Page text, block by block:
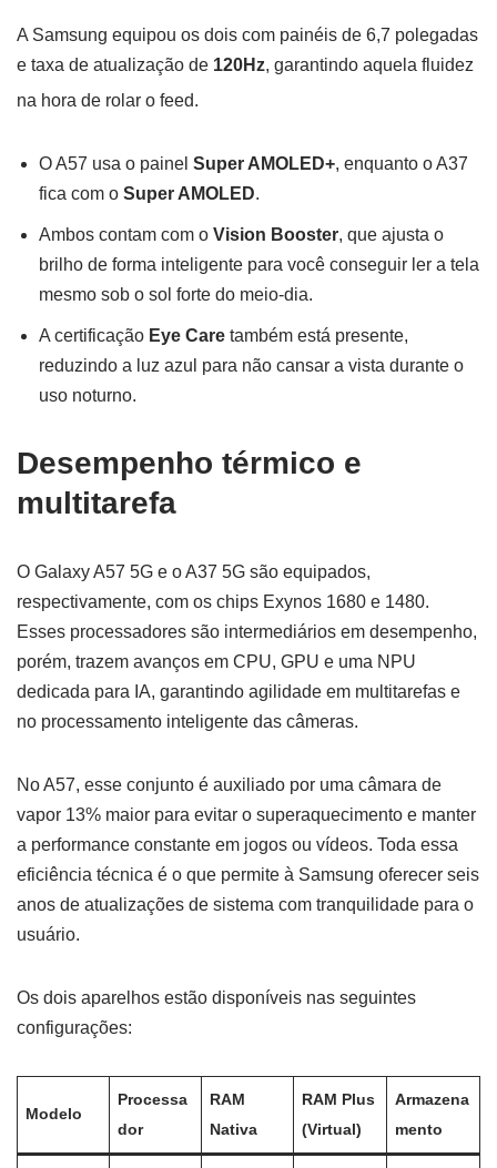
A Samsung equipou os dois com painéis de 6,7 polegadas
e taxa de atualização de 120Hz, garantindo aquela fluidez
na hora de rolar o feed.
O A57 usa o painel Super AMOLED+, enquanto o A37
fica com o Super AMOLED.
Ambos contam com o Vision Booster, que ajusta o
brilho de forma inteligente para você conseguir ler a tela
mesmo sob o sol forte do meio-dia.
A certificação Eye Care também está presente,
reduzindo a luz azul para não cansar a vista durante o
uso noturno.
Desempenho térmico e
multitarefa
O Galaxy A57 5G e o A37 5G são equipados,
respectivamente, com os chips Exynos 1680 e 1480.
Esses processadores são intermediários em desempenho,
porém, trazem avanços em CPU, GPU e uma NPU
dedicada para IA, garantindo agilidade em multitarefas e
no processamento inteligente das câmeras.
No A57, esse conjunto é auxiliado por uma câmara de
vapor 13% maior para evitar o superaquecimento e manter
a performance constante em jogos ou vídeos. Toda essa
eficiência técnica é o que permite à Samsung oferecer seis
anos de atualizações de sistema com tranquilidade para o
usuário.
Os dois aparelhos estão disponíveis nas seguintes
configurações:
Modelo
Processa
dor
RAM
Nativa
RAM Plus
(Virtual)
Armazena
mento